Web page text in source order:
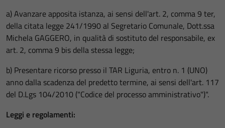
a) Avanzare apposita istanza, ai sensi dell'art. 2, comma 9 ter,
della citata legge 241/1990 al Segretario Comunale, Dott.ssa
Michela GAGGERO, in qualità di sostituto del responsabile, ex
art. 2, comma 9 bis della stessa legge;
b) Presentare ricorso presso il TAR Liguria, entro n. 1 (UNO)
anno dalla scadenza del predetto termine, ai sensi dell'art. 117
del D.Lgs 104/2010 ("Codice del processo amministrativo")".
Leggi e regolamenti: